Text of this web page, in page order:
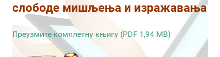
слободе мишљења и изражавања
Преузмите комплетну књигу (PDF 1,94 MB)